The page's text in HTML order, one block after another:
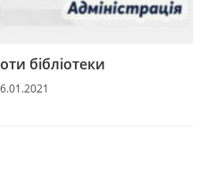
бібліотеки